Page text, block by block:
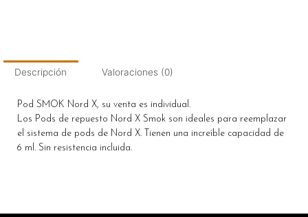
Descripción Valoraciones (0)
Pod SMOK Nord X, su venta es individual.
Los Pods de repuesto Nord X Smok son ideales para reemplazar
el sistema de pods de Nord X. Tienen una increíble capacidad de
6 ml. Sin resistencia incluida.